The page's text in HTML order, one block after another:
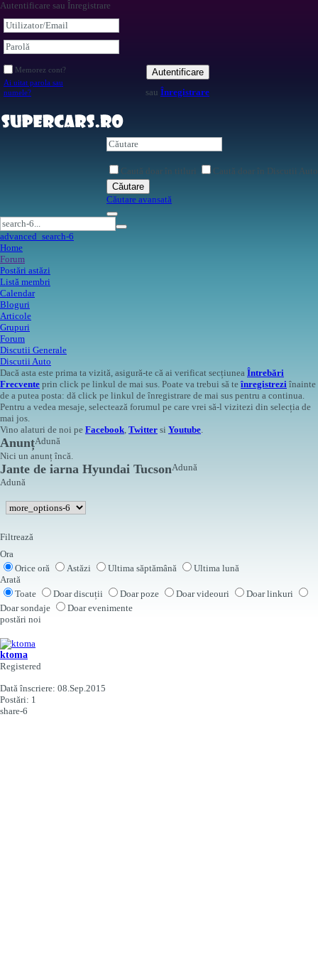
Autentificare sau Înregistrare
Memorez cont? Autentificare
Ai uitat parola sau
numele?
sau Înregistrare
Caută doar în titluri
Caută doar în Discutii Auto
Căutare
Căutare avansată
advanced_search-6
Home
Forum
Postări astăzi
Listă membri
Calendar
Bloguri
Articole
Grupuri
Forum
Discutii Generale
Discutii Auto
Dacă asta este prima ta vizită, asigură-te că ai verificat secțiunea Întrebări
Frecvente prin click pe linkul de mai sus. Poate va trebui să te înregistrezi înainte
de a putea posta: dă click pe linkul de înregistrare de mai sus pentru a continua.
Pentru a vedea mesaje, selectează forumul pe care vrei să-l vizitezi din selecția de
mai jos.
Vino alaturi de noi pe Facebook, Twitter si Youtube.
AnunțAdună
Nici un anunț încă.
Jante de iarna Hyundai TucsonAdună
Adună
Filtrează
Ora
Orice oră
Astăzi Ultima săptămână
Ultima lună
Arată
Toate
Doar discuții Doar poze Doar videouri
Doar linkuri
Doar sondaje
Doar evenimente
postări noi
ktoma
Registered
Dată înscriere: 08.Sep.2015
Postări: 1
share-6